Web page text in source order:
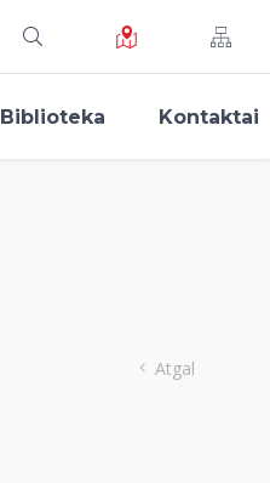
Biblioteka Kontaktai
Atgal